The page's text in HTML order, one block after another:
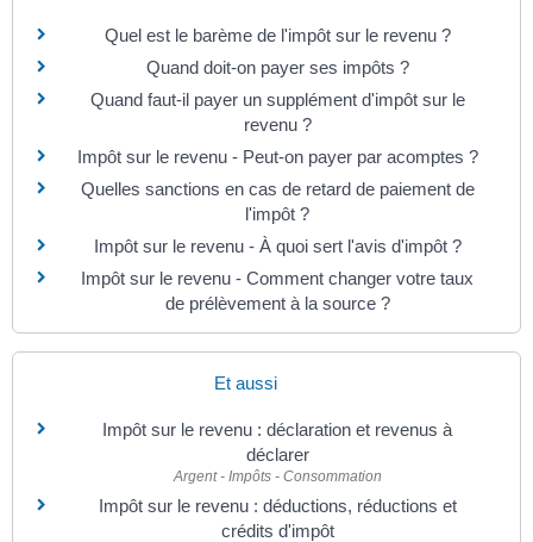
Quel est le barème de l'impôt sur le revenu ?
Quand doit-on payer ses impôts ?
Quand faut-il payer un supplément d'impôt sur le
revenu ?
Impôt sur le revenu - Peut-on payer par acomptes ?
Quelles sanctions en cas de retard de paiement de
l'impôt ?
Impôt sur le revenu - À quoi sert l'avis d'impôt ?
Impôt sur le revenu - Comment changer votre taux
de prélèvement à la source ?
Et aussi
Impôt sur le revenu : déclaration et revenus à
déclarer
Argent - Impôts - Consommation
Impôt sur le revenu : déductions, réductions et
crédits d'impôt